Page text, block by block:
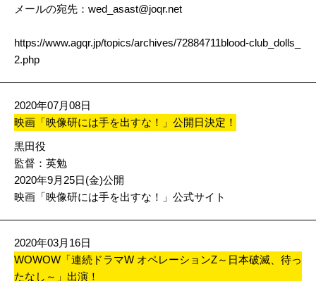
メールの宛先： wed_asast@joqr.net
https://www.agqr.jp/topics/archives/72884711blood-club_dolls_
2.php
2020年07月08日
映画「映像研には手を出すな！」公開日決定！
黒田役
監督：英勉
2020年9月25日(金)公開
映画「映像研には手を出すな！」公式サイト
2020年03月16日
WOWOW「連続ドラマW オペレーションZ～日本破滅、待っ
たなし～」出演！